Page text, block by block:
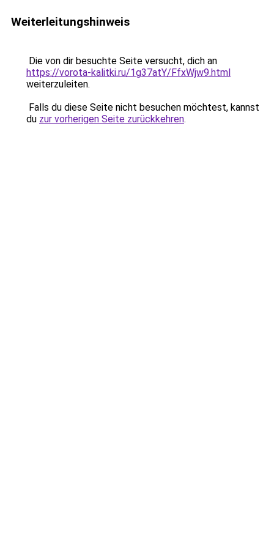
Weiterleitungshinweis
Die von dir besuchte Seite versucht, dich an
https://vorota-kalitki.ru/1g37atY/FfxWjw9.html
weiterzuleiten.
Falls du diese Seite nicht besuchen möchtest, kannst
du zur vorherigen Seite zurückkehren.